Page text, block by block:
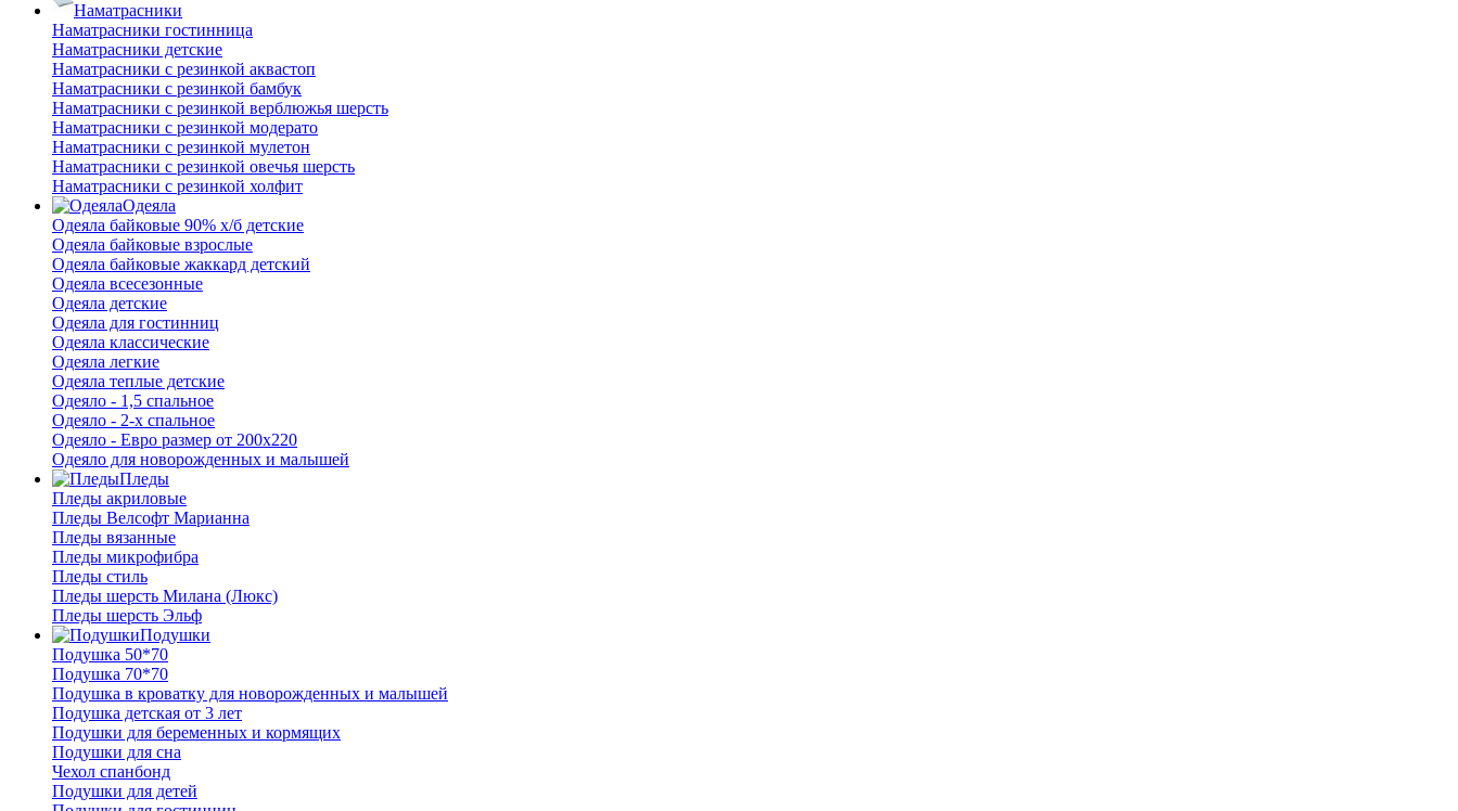
Наматрасники
Наматрасники гостинница
Наматрасники детские
Наматрасники с резинкой аквастоп
Наматрасники с резинкой бамбук
Наматрасники с резинкой верблюжья шерсть
Наматрасники с резинкой модерато
Наматрасники с резинкой мулетон
Наматрасники с резинкой овечья шерсть
Наматрасники с резинкой холфит
Одеяла
Одеяла байковые 90% х/б детские
Одеяла байковые взрослые
Одеяла байковые жаккард детский
Одеяла всесезонные
Одеяла детские
Одеяла для гостинниц
Одеяла классические
Одеяла легкие
Одеяла теплые детские
Одеяло - 1,5 спальное
Одеяло - 2-х спальное
Одеяло - Евро размер от 200х220
Одеяло для новорожденных и малышей
Пледы
Пледы акриловые
Пледы Велсофт Марианна
Пледы вязанные
Пледы микрофибра
Пледы стиль
Пледы шерсть Милана (Люкс)
Пледы шерсть Эльф
Подушки
Подушка 50*70
Подушка 70*70
Подушка в кроватку для новорожденных и малышей
Подушка детская от 3 лет
Подушки для беременных и кормящих
Подушки для сна
Чехол спанбонд
Подушки для детей